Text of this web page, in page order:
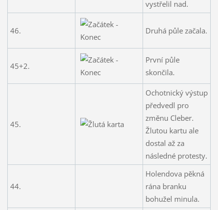
vystřelil nad.
46. Druhá půle začala.
45+2.
První půle
skončila.
45.
Ochotnický výstup
předvedl pro
změnu Cleber.
Žlutou kartu ale
dostal až za
následné protesty.
44.
Holendova pěkná
rána branku
bohužel minula.